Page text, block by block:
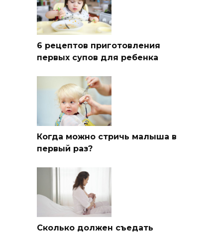
6 рецептов приготовления
первых супов для ребенка
Когда можно стричь малыша в
первый раз?
Сколько должен съедать